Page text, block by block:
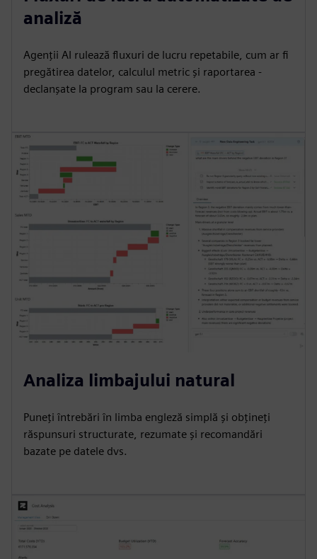
analiză
Agenții AI rulează fluxuri de lucru repetabile, cum ar fi
pregătirea datelor, calculul metric și raportarea -
declanșate la program sau la cerere.
Analiza limbajului natural
Puneți întrebări în limba engleză simplă și obțineți
răspunsuri structurate, rezumate și recomandări
bazate pe datele dvs.